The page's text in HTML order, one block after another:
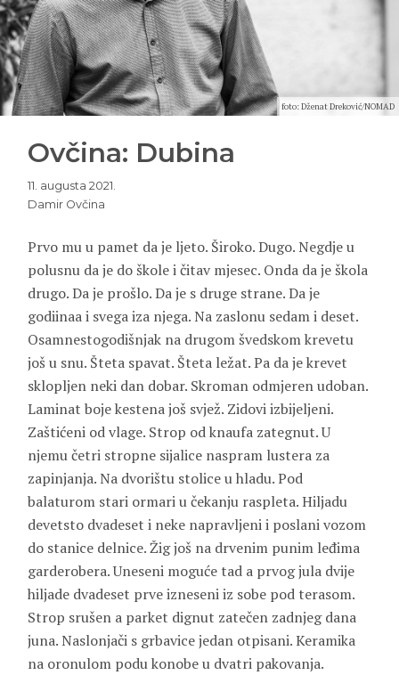
foto: Dženat Dreković/NOMAD
Ovčina: Dubina
11. augusta 2021.
Damir Ovčina
Prvo mu u pamet da je ljeto. Široko. Dugo. Negdje u
polusnu da je do škole i čitav mjesec. Onda da je škola
drugo. Da je prošlo. Da je s druge strane. Da je
godiinaa i svega iza njega. Na zaslonu sedam i deset.
Osamnestogodišnjak na drugom švedskom krevetu
još u snu. Šteta spavat. Šteta ležat. Pa da je krevet
sklopljen neki dan dobar. Skroman odmjeren udoban.
Laminat boje kestena još svjež. Zidovi izbijeljeni.
Zaštićeni od vlage. Strop od knaufa zategnut. U
njemu četri stropne sijalice naspram lustera za
zapinjanja. Na dvorištu stolice u hladu. Pod
balaturom stari ormari u čekanju raspleta. Hiljadu
devetsto dvadeset i neke napravljeni i poslani vozom
do stanice delnice. Žig još na drvenim punim leđima
garderobera. Uneseni moguće tad a prvog jula dvije
hiljade dvadeset prve izneseni iz sobe pod terasom.
Strop srušen a parket dignut zatečen zadnjeg dana
juna. Naslonjači s grbavice jedan otpisani. Keramika
na oronulom podu konobe u dvatri pakovanja.